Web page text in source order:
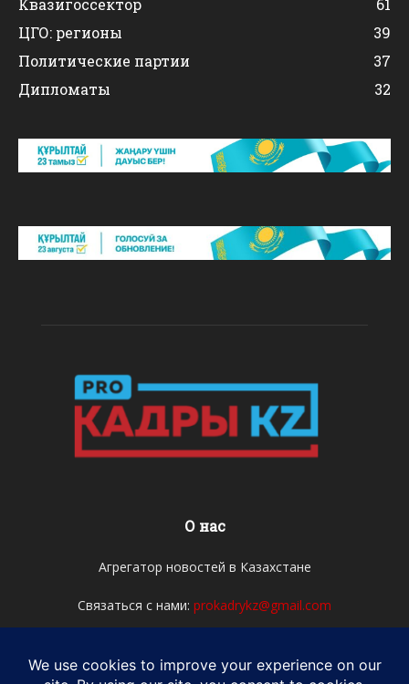
Квазигоссектор
61
ЦГО: регионы
39
Политические партии
37
Дипломаты
32
О нас
Агрегатор новостей в Казахстане
Связаться с нами: prokadrykz@gmail.com
Мы в соцсетях